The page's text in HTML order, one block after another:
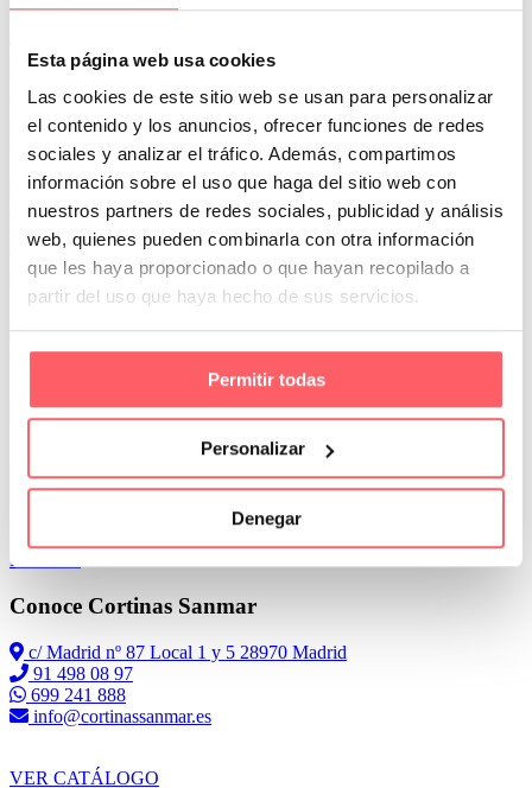
Esta página web usa cookies
Las cookies de este sitio web se usan para personalizar
el contenido y los anuncios, ofrecer funciones de redes
sociales y analizar el tráfico. Además, compartimos
información sobre el uso que haga del sitio web con
nuestros partners de redes sociales, publicidad y análisis
web, quienes pueden combinarla con otra información
que les haya proporcionado o que hayan recopilado a
partir del uso que haya hecho de sus servicios.
Permitir todas
Personalizar
Denegar
planchado
Una de las cosas que más preocupan a los clientes, cuando lavan el
textil, es la manera de evitar el planchado de la tela. Te contamos
una serie de trucos imprescindibles para hacer ese lavado general.
Cuando elegimos una tela, es muy importante fijarse en la
composición del tejido. Cuanto más tejido natural tenga, más
cuidado habrá que tener en su lavado. Si queremos evitar la plancha,
debemos de elegir una composición 100 % poliéster o máximo un
30 % de lino o algodón.
delicadas o de lana.
Leer Más
Conoce Cortinas Sanmar
c/ Madrid nº 87 Local 1 y 5 28970 Madrid
91 498 08 97
699 241 888
info@cortinassanmar.es
VER CATÁLOGO